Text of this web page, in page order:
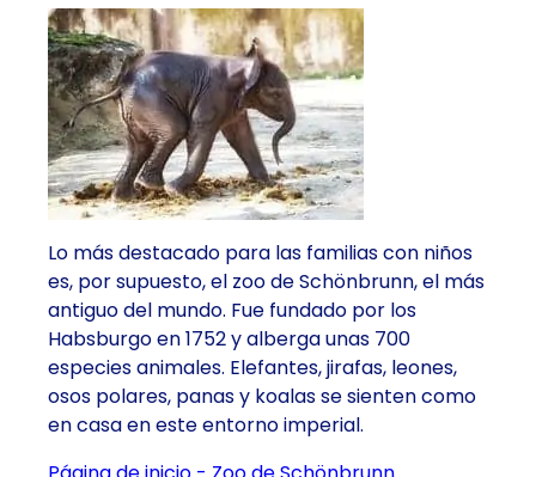
Lo más destacado para las familias con niños
es, por supuesto, el zoo de Schönbrunn, el más
antiguo del mundo. Fue fundado por los
Habsburgo en 1752 y alberga unas 700
especies animales. Elefantes, jirafas, leones,
osos polares, panas y koalas se sienten como
en casa en este entorno imperial.